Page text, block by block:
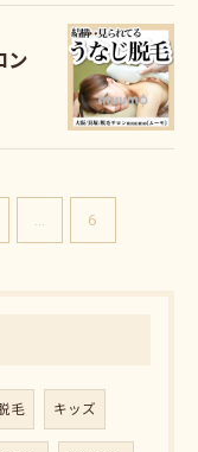
ン
6
毛 キッズ